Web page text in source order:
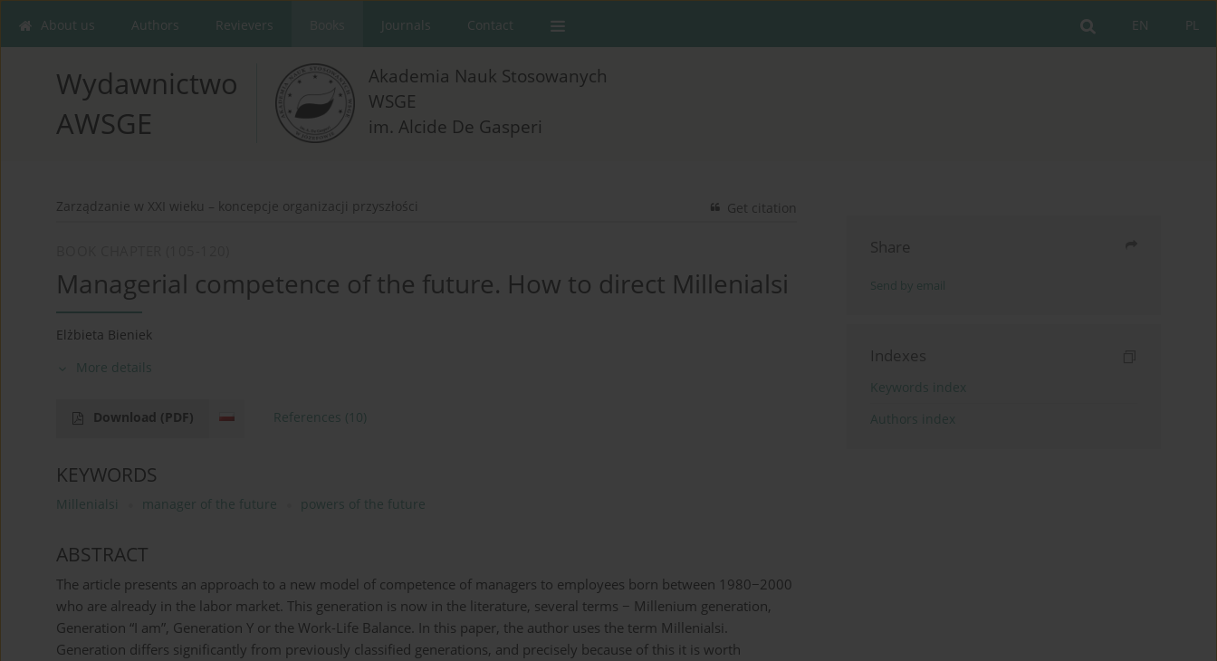
PL
EN
About us Authors Revievers Journals Contact
Wydawnictwo
AWSGE
Akademia Nauk Stosowanych
WSGE
im. Alcide De Gasperi
Zarządzanie w XXI wieku – koncepcje organizacji przyszłości Get citation
Managerial competence of the future. How to direct Millenialsi
Elżbieta Bieniek
More details
Download (PDF) References (10)
KEYWORDS
Millenialsi manager of the future powers of the future
ABSTRACT
The article presents an approach to a new model of competence of managers to employees born between 1980−2000
who are already in the labor market. This generation is now in the literature, several terms − Millenium generation,
Generation “I am”, Generation Y or the Work-Life Balance. In this paper, the author uses the term Millenialsi.
Generation differs significantly from previously classified generations, and precisely because of this it is worth
Share
Send by email
Indexes
Keywords index
Authors index